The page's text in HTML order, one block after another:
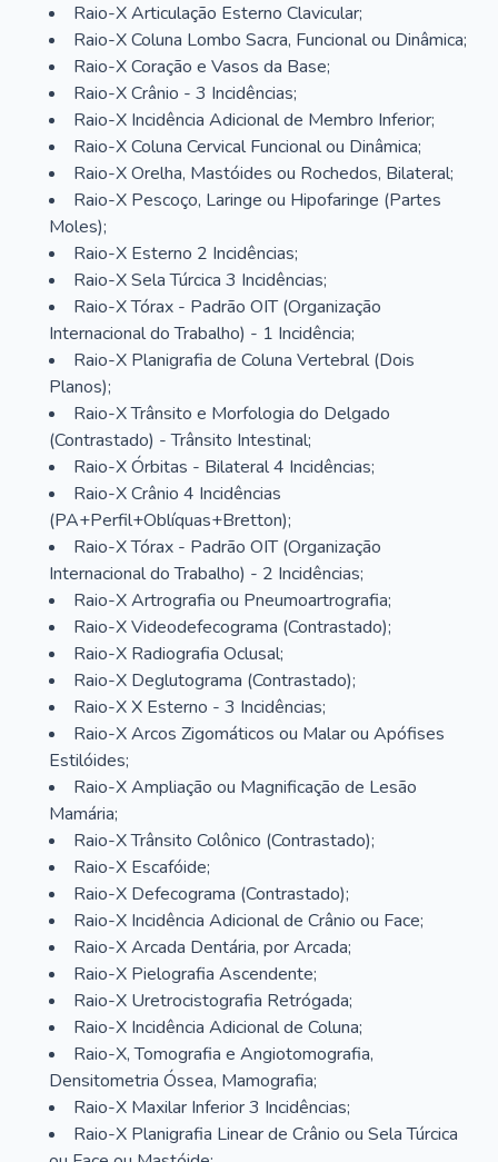
Raio-X Articulação Esterno Clavicular;
Raio-X Coluna Lombo Sacra, Funcional ou Dinâmica;
Raio-X Coração e Vasos da Base;
Raio-X Crânio - 3 Incidências;
Raio-X Incidência Adicional de Membro Inferior;
Raio-X Coluna Cervical Funcional ou Dinâmica;
Raio-X Orelha, Mastóides ou Rochedos, Bilateral;
Raio-X Pescoço, Laringe ou Hipofaringe (Partes
Moles);
Raio-X Esterno 2 Incidências;
Raio-X Sela Túrcica 3 Incidências;
Raio-X Tórax - Padrão OIT (Organização
Internacional do Trabalho) - 1 Incidência;
Raio-X Planigrafia de Coluna Vertebral (Dois
Planos);
Raio-X Trânsito e Morfologia do Delgado
(Contrastado) - Trânsito Intestinal;
Raio-X Órbitas - Bilateral 4 Incidências;
Raio-X Crânio 4 Incidências
(PA+Perfil+Oblíquas+Bretton);
Raio-X Tórax - Padrão OIT (Organização
Internacional do Trabalho) - 2 Incidências;
Raio-X Artrografia ou Pneumoartrografia;
Raio-X Videodefecograma (Contrastado);
Raio-X Radiografia Oclusal;
Raio-X Deglutograma (Contrastado);
Raio-X X Esterno - 3 Incidências;
Raio-X Arcos Zigomáticos ou Malar ou Apófises
Estilóides;
Raio-X Ampliação ou Magnificação de Lesão
Mamária;
Raio-X Trânsito Colônico (Contrastado);
Raio-X Escafóide;
Raio-X Defecograma (Contrastado);
Raio-X Incidência Adicional de Crânio ou Face;
Raio-X Arcada Dentária, por Arcada;
Raio-X Pielografia Ascendente;
Raio-X Uretrocistografia Retrógada;
Raio-X Incidência Adicional de Coluna;
Raio-X, Tomografia e Angiotomografia,
Densitometria Óssea, Mamografia;
Raio-X Maxilar Inferior 3 Incidências;
Raio-X Planigrafia Linear de Crânio ou Sela Túrcica